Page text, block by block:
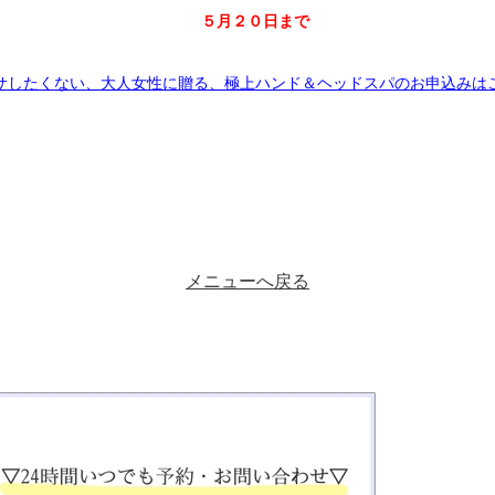
５月２０日まで
したくない、大人女性に贈る、極上ハンド＆ヘッドスパのお申込みは
メニューへ戻る